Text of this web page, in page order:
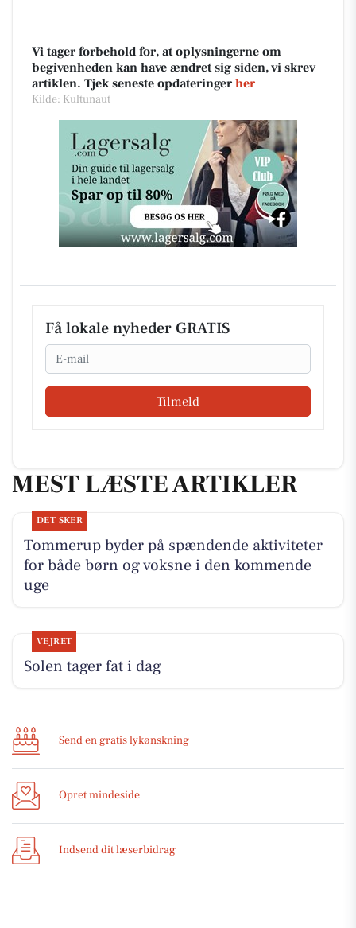
Vi tager forbehold for, at oplysningerne om
begivenheden kan have ændret sig siden, vi skrev
artiklen. Tjek seneste opdateringer her
Kilde: Kultunaut
Få lokale nyheder GRATIS
Email
Tilmeld
MEST LÆSTE ARTIKLER
DET SKER
Tommerup byder på spændende aktiviteter
for både børn og voksne i den kommende
uge
VEJRET
Solen tager fat i dag
Send en gratis lykønskning
Opret mindeside
Indsend dit læserbidrag